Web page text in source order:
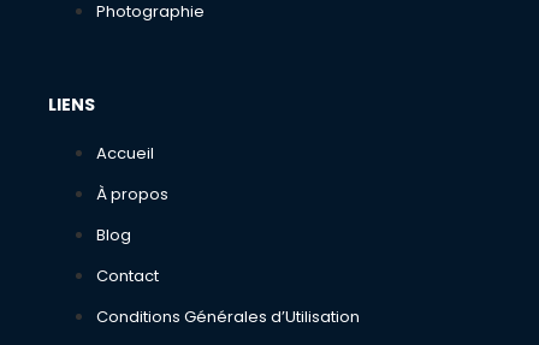
Photographie
LIENS
Accueil
À propos
Blog
Contact
Conditions Générales d’Utilisation